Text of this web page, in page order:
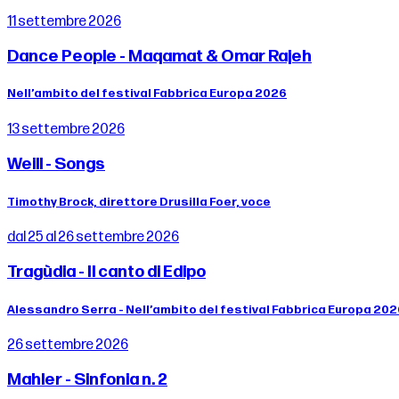
11 settembre 2026
Dance People - Maqamat & Omar Rajeh
Nell’ambito del festival Fabbrica Europa 2026
13 settembre 2026
Weill - Songs
Timothy Brock, direttore Drusilla Foer, voce
dal 25 al 26 settembre 2026
Tragùdia - Il canto di Edipo
Alessandro Serra - Nell’ambito del festival Fabbrica Europa
26 settembre 2026
Mahler - Sinfonia n. 2